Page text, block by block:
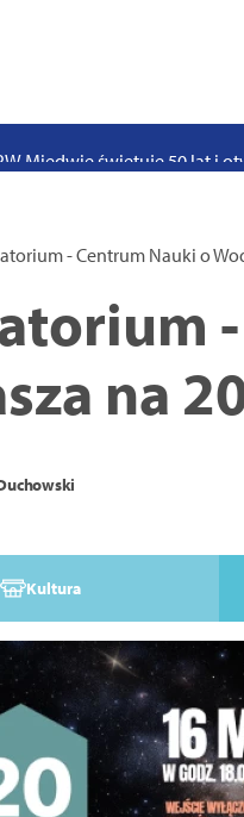
- Centrum Nauki o
na
Kultura